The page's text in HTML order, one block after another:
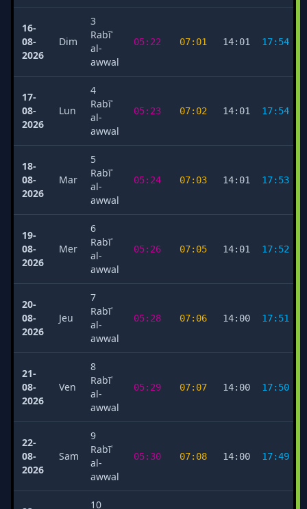
16-
08-
2026
Dim
3
Rabīʿ
al-
awwal
05:22 07:01 14:01 17:54
17-
08-
2026
Lun
4
Rabīʿ
al-
awwal
05:23 07:02 14:01 17:54
18-
08-
2026
Mar
5
Rabīʿ
al-
awwal
05:24 07:03 14:01 17:53
19-
08-
2026
Mer
6
Rabīʿ
al-
awwal
05:26 07:05 14:01 17:52
20-
08-
2026
Jeu
7
Rabīʿ
al-
awwal
05:28 07:06 14:00 17:51
21-
08-
2026
Ven
8
Rabīʿ
al-
awwal
05:29 07:07 14:00 17:50
22-
08-
2026
Sam
9
Rabīʿ
al-
awwal
05:30 07:08 14:00 17:49
10